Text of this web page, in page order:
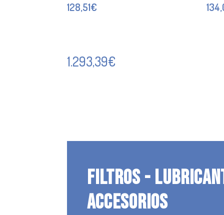
128,51€
1.293,39€
FILTROS -
ACCESORIOS